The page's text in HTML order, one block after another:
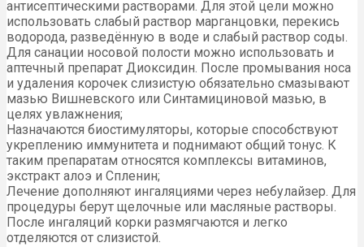
антисептическими растворами. Для этой цели можно
использовать слабый раствор марганцовки, перекись
водорода, разведённую в воде и слабый раствор соды.
Для санации носовой полости можно использовать и
аптечный препарат Диоксидин. После промывания носа
и удаления корочек слизистую обязательно смазывают
мазью Вишневского или Синтамициновой мазью, в
целях увлажнения;
Назначаются биостимуляторы, которые способствуют
укреплению иммунитета и поднимают общий тонус. К
таким препаратам относятся комплексы витаминов,
экстракт алоэ и Спленин;
Лечение дополняют ингаляциями через небулайзер. Для
процедуры берут щелочные или масляные растворы.
После ингаляций корки размягчаются и легко
отделяются от слизистой.